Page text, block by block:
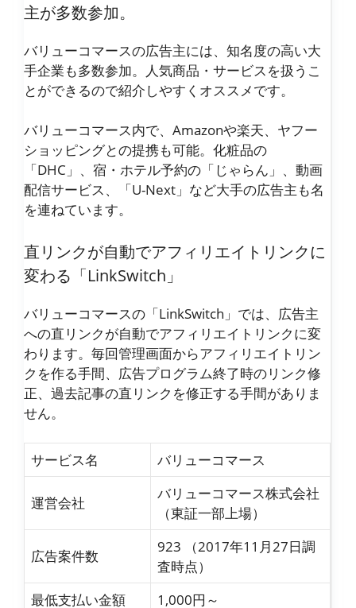
主が多数参加。
バリューコマースの広告主には、知名度の高い大
手企業も多数参加。人気商品・サービスを扱うこ
とができるので紹介しやすくオススメです。
バリューコマース内で、Amazonや楽天、ヤフー
ショッピングとの提携も可能。化粧品の
「DHC」、宿・ホテル予約の「じゃらん」、動画
配信サービス、「U-Next」など大手の広告主も名
を連ねています。
直リンクが自動でアフィリエイトリンクに
変わる「LinkSwitch」
バリューコマースの「LinkSwitch」では、広告主
への直リンクが自動でアフィリエイトリンクに変
わります。毎回管理画面からアフィリエイトリン
クを作る手間、広告プログラム終了時のリンク修
正、過去記事の直リンクを修正する手間がありま
せん。
サービス名 バリューコマース
運営会社
バリューコマース株式会社
（東証一部上場）
広告案件数
923 （2017年11月27日調
査時点）
最低支払い金額
1,000円～